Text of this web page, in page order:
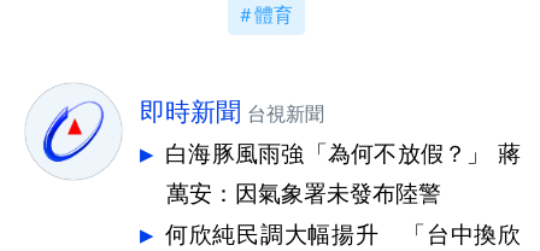
體育
即時新聞 台視新聞
白海豚風雨強「為何不放假？」 蔣
萬安：因氣象署未發布陸警
何欣純民調大幅揚升 「台中換欣